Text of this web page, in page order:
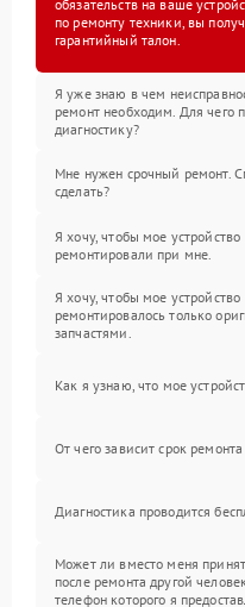
обязательств на ваше
по ремонту техники, вы
гарантийный талон.
Я уже знаю в чем
ремонт необходим. Для чего
диагностику?
Мне нужен срочный ремонт.
сделать?
Я хочу, чтобы мое устройство
ремонтировали при мне.
Я хочу, чтобы мое устройство
ремонтировалось только
запчастями.
Как я узнаю, что мое
От чего зависит срок
Диагностика проводится
Может ли вместо меня
после ремонта другой
телефон которого я